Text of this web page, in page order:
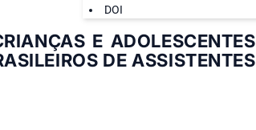
DOI
E ADOLESCENTES
DE ASSISTENTES